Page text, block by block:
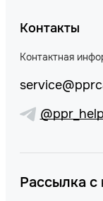
Контакты
Контактная
Рассылка